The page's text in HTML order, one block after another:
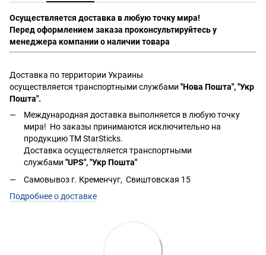
Осуществляется доставка в любую точку мира!
Перед оформлением заказа проконсультируйтесь у
менеджера компании о наличии товара
Доставка по территории Украины
осуществляется транспортными службами "Нова Пошта", "Укр
Пошта".
Международная доставка выполняется в любую точку
мира! Но заказы принимаются исключительно на
продукцию ТМ StarSticks.
Доставка осуществляется транспортными
службами "UPS", "Укр Пошта"
Самовывоз г. Кременчуг, Свиштовская 15
Подробнее о доставке